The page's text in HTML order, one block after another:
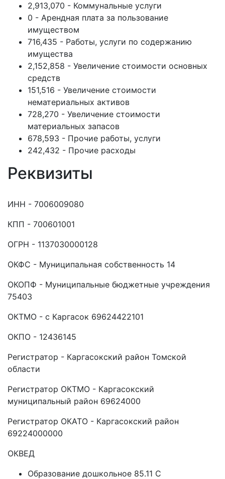
2,913,070 - Коммунальные услуги
0 - Арендная плата за пользование
имуществом
716,435 - Работы, услуги по содержанию
имущества
2,152,858 - Увеличение стоимости основных
средств
151,516 - Увеличение стоимости
нематериальных активов
728,270 - Увеличение стоимости
материальных запасов
678,593 - Прочие работы, услуги
242,432 - Прочие расходы
Реквизиты
ИНН - 7006009080
КПП - 700601001
ОГРН - 1137030000128
ОКФС - Муниципальная собственность 14
ОКОПФ - Муниципальные бюджетные учреждения
75403
ОКТМО - с Каргасок 69624422101
ОКПО - 12436145
Регистратор - Каргасокский район Томской
области
Регистратор ОКТМО - Каргасокский
муниципальный район 69624000
Регистратор ОКАТО - Каргасокский район
69224000000
ОКВЕД
Образование дошкольное 85.11 C